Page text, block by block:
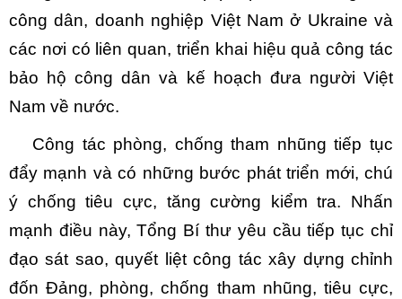
công dân, doanh nghiệp Việt Nam ở Ukraine và
các nơi có liên quan, triển khai hiệu quả công tác
bảo hộ công dân và kế hoạch đưa người Việt
Nam về nước.
Công tác phòng, chống tham nhũng tiếp tục
đẩy mạnh và có những bước phát triển mới, chú
ý chống tiêu cực, tăng cường kiểm tra. Nhấn
mạnh điều này, Tổng Bí thư yêu cầu tiếp tục chỉ
đạo sát sao, quyết liệt công tác xây dựng chỉnh
đốn Đảng, phòng, chống tham nhũng, tiêu cực,